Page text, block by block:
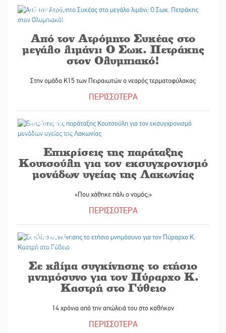
28/08/2025
Από τον Ατρόμητο Συκέας στο
μεγάλο λιμάνι: Ο Σωκ. Πετράκης
στον Ολυμπιακό!
Στην ομάδα Κ15 των Πειραιωτών ο νεαρός τερματοφύλακας
ΠΕΡΙΣΣΟΤΕΡΑ
28/08/2025
Επικρίσεις της παράταξης
Κουτσούλη για τον εκσυγχρονισμό
μονάδων υγείας της Λακωνίας
«Που χάθηκε πάλι ο νομός;»
ΠΕΡΙΣΣΟΤΕΡΑ
28/08/2025
Σε κλίμα συγκίνησης το ετήσιο
μνημόσυνο για τον Πύραρχο Κ.
Καστρή στο Γύθειο
14 χρόνια από την απώλειά του στο καθήκον
ΠΕΡΙΣΣΟΤΕΡΑ